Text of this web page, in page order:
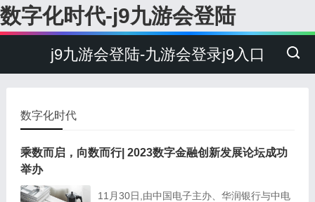
数字化时代-j9九游会登陆
j9九游会登陆-九游会登录j9入口
数字化时代
乘数而启，向数而行| 2023数字金融创新发展论坛成功
举办
11月30日,由中国电子主办、华润银行与中电